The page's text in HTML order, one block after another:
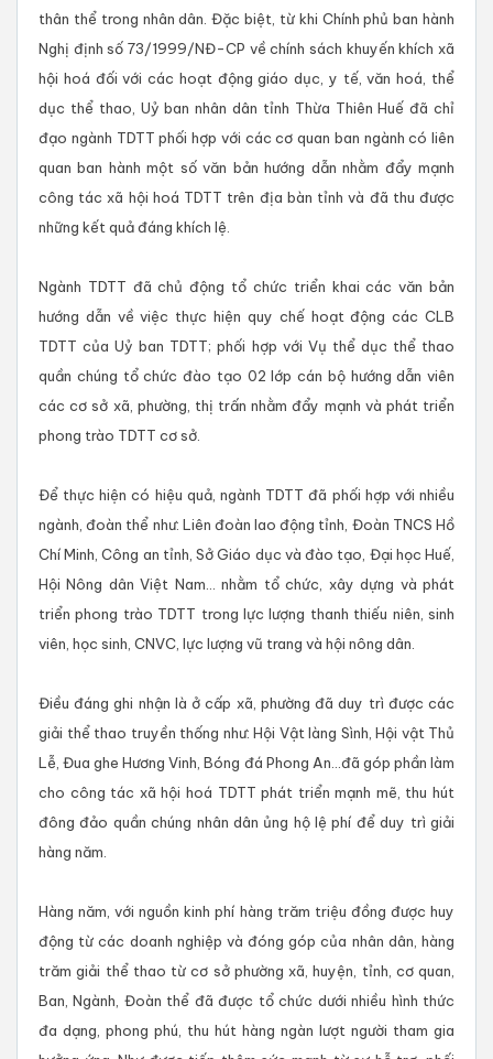
thân thể trong nhân dân. Đặc biệt, từ khi Chính phủ ban hành
Nghị định số 73/1999/NĐ-CP về chính sách khuyến khích xã
hội hoá đối với các hoạt động giáo dục, y tế, văn hoá, thể
dục thể thao, Uỷ ban nhân dân tỉnh Thừa Thiên Huế đã chỉ
đạo ngành TDTT phối hợp với các cơ quan ban ngành có liên
quan ban hành một số văn bản hướng dẫn nhằm đẩy mạnh
công tác xã hội hoá TDTT trên địa bàn tỉnh và đã thu được
những kết quả đáng khích lệ.
Ngành TDTT đã chủ động tổ chức triển khai các văn bản
hướng dẫn về việc thực hiện quy chế hoạt động các CLB
TDTT của Uỷ ban TDTT; phối hợp với Vụ thể dục thể thao
quần chúng tổ chức đào tạo 02 lớp cán bộ hướng dẫn viên
các cơ sở xã, phường, thị trấn nhằm đẩy mạnh và phát triển
phong trào TDTT cơ sở.
Để thực hiện có hiệu quả, ngành TDTT đã phối hợp với nhiều
ngành, đoàn thể như: Liên đoàn lao động tỉnh, Đoàn TNCS Hồ
Chí Minh, Công an tỉnh, Sở Giáo dục và đào tạo, Đại học Huế,
Hội Nông dân Việt Nam... nhằm tổ chức, xây dựng và phát
triển phong trào TDTT trong lực lượng thanh thiếu niên, sinh
viên, học sinh, CNVC, lực lượng vũ trang và hội nông dân.
Điều đáng ghi nhận là ở cấp xã, phường đã duy trì được các
giải thể thao truyền thống như: Hội Vật làng Sình, Hội vật Thủ
Lễ, Đua ghe Hương Vinh, Bóng đá Phong An...đã góp phần làm
cho công tác xã hội hoá TDTT phát triển mạnh mẽ, thu hút
đông đảo quần chúng nhân dân ủng hộ lệ phí để duy trì giải
hàng năm.
Hàng năm, với nguồn kinh phí hàng trăm triệu đồng được huy
động từ các doanh nghiệp và đóng góp của nhân dân, hàng
trăm giải thể thao từ cơ sở phường xã, huyện, tỉnh, cơ quan,
Ban, Ngành, Đoàn thể đã được tổ chức dưới nhiều hình thức
đa dạng, phong phú, thu hút hàng ngàn lượt người tham gia